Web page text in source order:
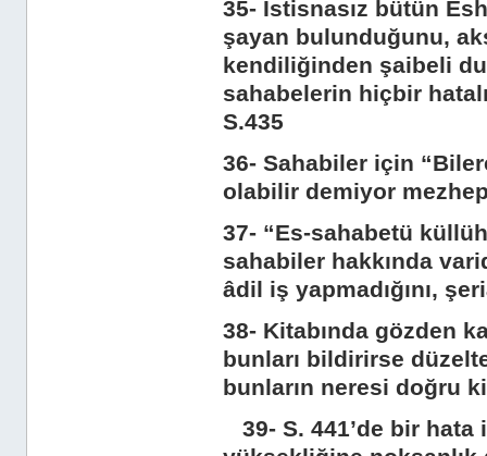
35- İstisnasız bütün
şayan bulunduğunu,
kendiliğinden şaibeli
sahabelerin hiçbir
S.435
36- Sahabiler için
olabilir demiyor
37- “Es-sahabetü
sahabiler hakkında
âdil iş yapmadığını,
38- Kitabında gözden
bunları bildirirse
bunların neresi doğru
39- S. 441’de bir